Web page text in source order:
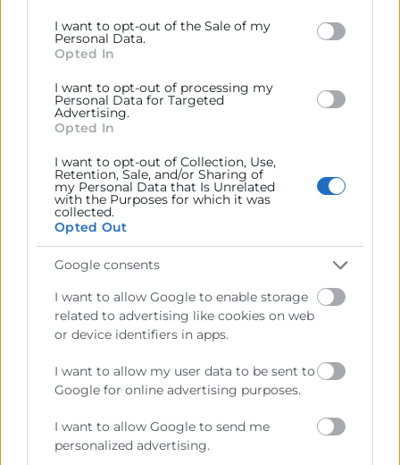
below specified purposes in below Google consent
section.
I want to opt-out of the Sale of my
Personal Data.
Opted In
I want to opt-out of processing my
Personal Data for Targeted
Advertising.
Opted In
I want to opt-out of Collection, Use,
Retention, Sale, and/or Sharing of
my Personal Data that Is Unrelated
with the Purposes for which it was
collected.
Opted Out
Google consents
I want to allow Google to enable storage
related to advertising like cookies on web
or device identifiers in apps.
I want to allow my user data to be sent to
Google for online advertising purposes.
I want to allow Google to send me
personalized advertising.
Gestión del cambio cultural
Adoptar inteligencia artificial implica
también transformar mentalidades.
Para evitar la resistencia al cambio de
muchos empleados, es imprescindible
comunicar de forma clara los beneficios
de la IA, involucrar a los trabajadores en el
proceso de adopción y promover una
cultura de mejora continua.
Cuestiones éticas y legales
La recopilación y tratamiento de datos, la
transparencia en los algoritmos y la
posibilidad de sesgos en los modelos
automatizados son aspectos que deben